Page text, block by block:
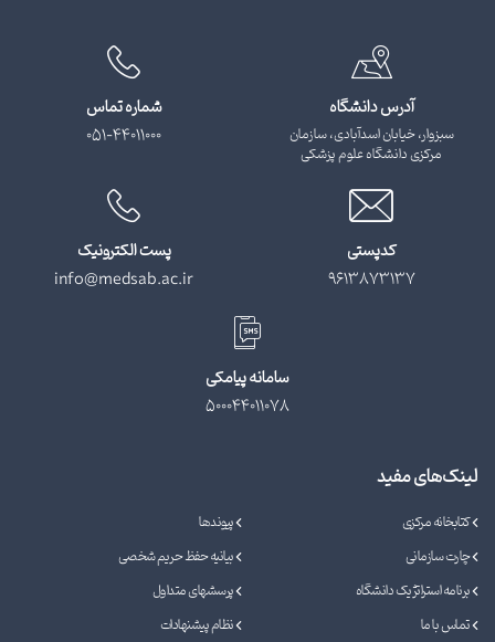
آدرس دانشگاه
سبزوار، خیابان اسدآبادی، سازمان
مرکزی دانشگاه علوم پزشکی
شماره تماس
051-44011000
کدپستی
9613873137
پست الکترونیک
info@medsab.ac.ir
سامانه پیامکی
500044011078
لینک‌های مفید
کتابخانه مرکزی
پیوندها
چارت سازمانی
بیانیه حفظ حریم شخصی
برنامه استراتژیک دانشگاه
پرسشهای متداول
تماس با ما
نظام پیشنهادات